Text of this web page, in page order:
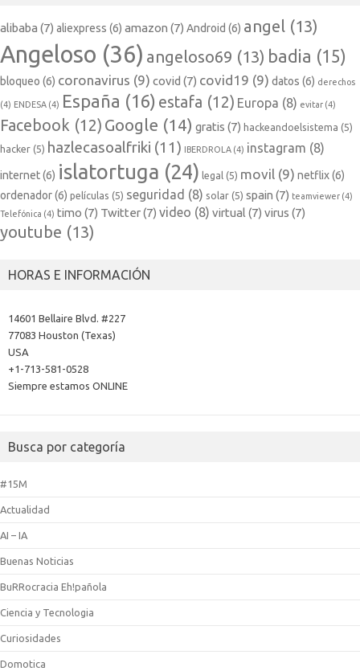
alibaba (7) aliexpress (6) amazon (7) Android (6) angel (13)
Angeloso (36) angeloso69 (13) badia (15)
bloqueo (6) coronavirus (9) covid (7) covid19 (9) datos (6) derechos
(4) ENDESA (4) España (16) estafa (12) Europa (8) evitar (4)
Facebook (12) Google (14) gratis (7) hackeandoelsistema (5)
hacker (5) hazlecasoalfriki (11) IBERDROLA (4) instagram (8)
internet(6) islatortuga (24) legal (5) movil (9) netflix(6)
ordenador(6) películas (5) seguridad (8) solar (5) spain (7) teamviewer (4)
Telefónica (4) timo (7) Twitter(7) video (8) virtual (7) virus (7)
youtube (13)
HORAS E INFORMACIÓN
14601 Bellaire Blvd. #227
77083 Houston (Texas)
USA
+1-713-581-0528
Siempre estamos ONLINE
Busca por categoría
#15M
Actualidad
AI – IA
Buenas Noticias
BuRRocracia Eh!pañola
Ciencia y Tecnologia
Curiosidades
Domotica